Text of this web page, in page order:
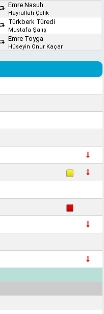
Emre Nasuh
Hayrullah Çelik
Türkberk Türedi
Mustafa Şalış
Emre Toyga
Hüseyin Onur Kaçar